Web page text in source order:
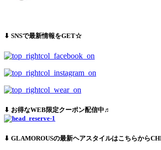
⬇︎ SNSで最新情報をGET☆
⬇︎ お得なWEB限定クーポン配信中♬
⬇︎ GLAMOROUSの最新ヘアスタイルはこちらから